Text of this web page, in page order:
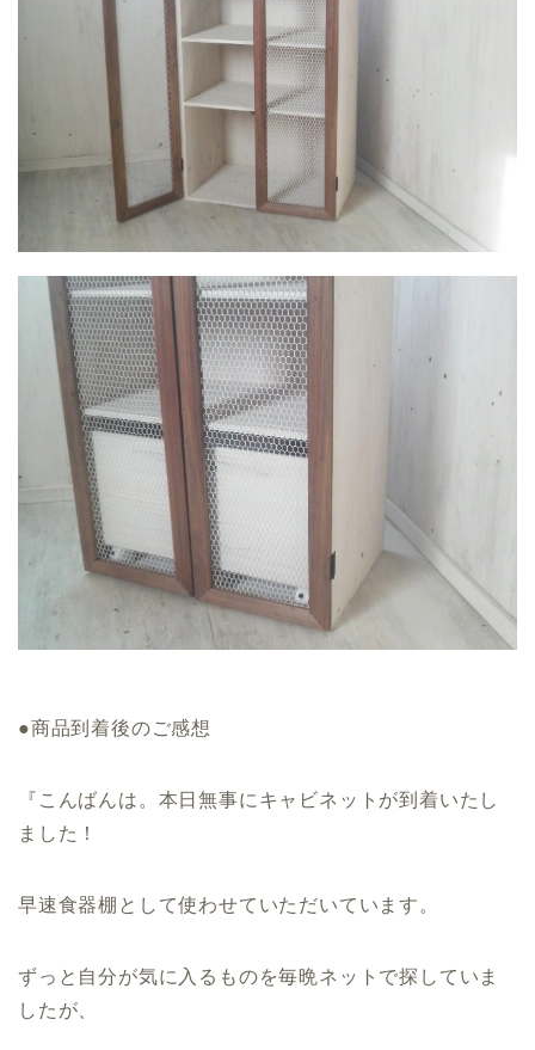
●商品到着後のご感想
『こんばんは。本日無事にキャビネットが到着いたし
ました！
早速食器棚として使わせていただいています。
ずっと自分が気に入るものを毎晩ネットで探していま
したが、